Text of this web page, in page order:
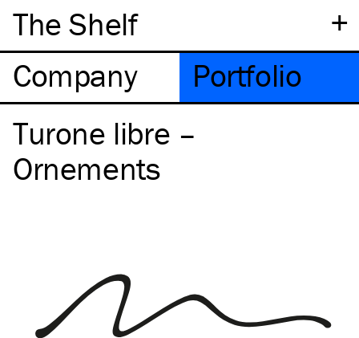
+
The Shelf
Company
Portfolio
Turone libre –
Ornements